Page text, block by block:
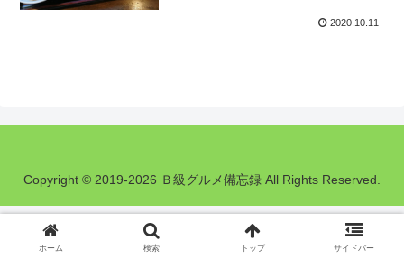
2020.10.11
Copyright © 2019-2026 Ｂ級グルメ備忘録 All Rights Reserved.
ホーム 検索 トップ サイドバー